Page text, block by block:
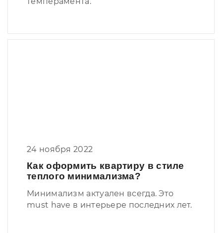
24 ноября 2022
Как оформить квартиру в стиле
теплого минимализма?
Минимализм актуален всегда. Это
must have в интерьере последних лет.